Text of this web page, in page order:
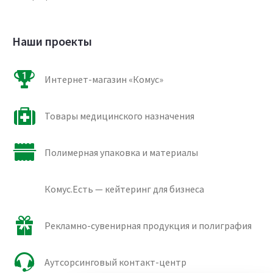
Наши проекты
Интернет-магазин «Комус»
Товары медицинского назначения
Полимерная упаковка и материалы
Комус.Есть — кейтеринг для бизнеса
Рекламно-сувенирная продукция и полиграфия
Аутсорсинговый контакт-центр